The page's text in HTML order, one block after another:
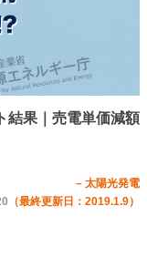
結果｜売電単価減額
– 太陽光発電
（最終更新日：2019.1.9）